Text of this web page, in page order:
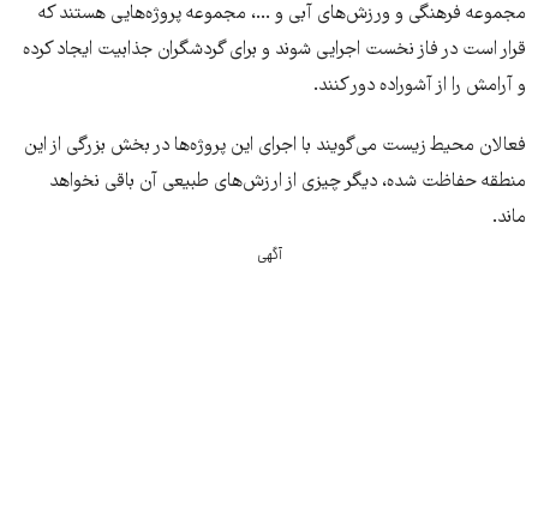
مجموعه فرهنگی و ورزش‌های آبی و ...، مجموعه پروژه‌هایی هستند که
قرار است در فاز نخست اجرایی شوند و برای گردشگران جذابیت ایجاد کرده
و آرامش را از آشوراده دور کنند.
فعالان محیط زیست می‌‌گویند با اجرای این پروژه‌‌ها در بخش بزرگی از این
منطقه حفاظت شده، دیگر چیزی از ارزش‌های طبیعی آن باقی نخواهد
ماند.
آگهی